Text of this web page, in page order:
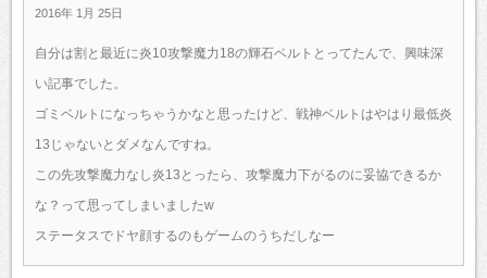
2016年 1月 25日
自分は割と最近に炎10攻撃魔力18の輝石ベルトとってたんで、興味深
い記事でした。
ゴミベルトになっちゃうかなと思ったけど、戦神ベルトはやはり最低炎
13じゃないとダメなんですね。
この先攻撃魔力なし炎13とったら、攻撃魔力下がるのに妥協できるか
な？って思ってしまいましたw
ステータスでドヤ顔するのもゲームのうちだしなー